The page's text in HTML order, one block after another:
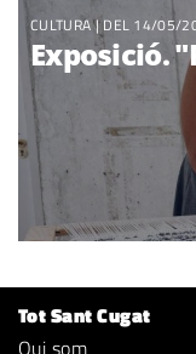
CULTURA| DEL 14/05/
Exposició.
Tot Sant Cugat
Qui som